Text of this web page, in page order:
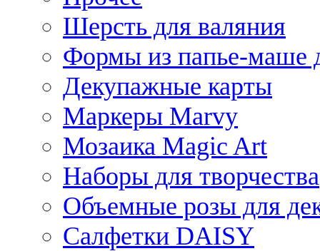
Шерсть для валяния
Формы из папье-маше
Декупажные карты
Маркеры Marvy
Мозаика Magic Art
Наборы для творчества
Объемные розы для
Салфетки DAISY